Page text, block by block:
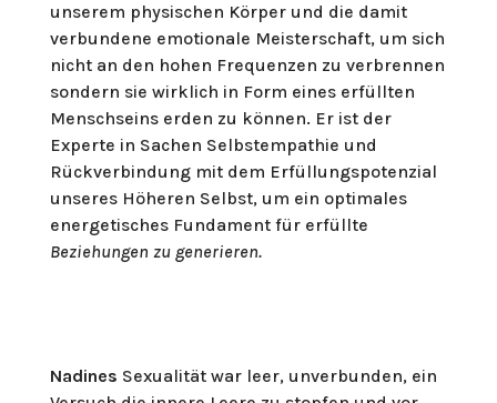
unserem physischen Körper und die damit
verbundene emotionale Meisterschaft, um sich
nicht an den hohen Frequenzen zu verbrennen
sondern sie wirklich in Form eines erfüllten
Menschseins erden zu können. Er ist der
Experte in Sachen Selbstempathie und
Rückverbindung mit dem Erfüllungspotenzial
unseres Höheren Selbst, um ein optimales
energetisches Fundament für erfüllte
Beziehungen zu generieren.
Nadines Sexualität war leer, unverbunden, ein